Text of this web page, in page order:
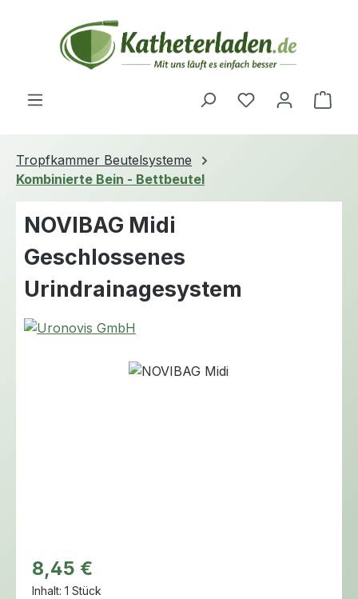
Zum Hauptinhalt springen
Du hast 0
Tropfkammer Beutelsysteme
Kombinierte Bein - Bettbeutel
NOVIBAG Midi
Geschlossenes
Urindrainagesystem
Bildergalerie überspringen
Regulärer Preis:
8,45 €
Inhalt: 1 Stück